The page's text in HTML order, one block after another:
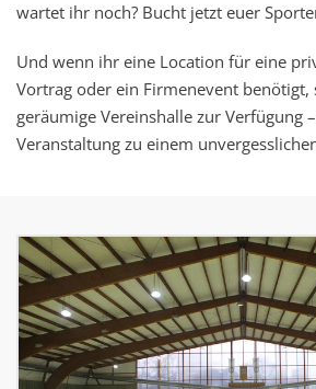
wartet ihr noch? Bucht jetzt euer
Und wenn ihr eine Location für eine
Vortrag oder ein Firmenevent benötigt,
geräumige Vereinshalle zur Verfügung
Veranstaltung zu einem